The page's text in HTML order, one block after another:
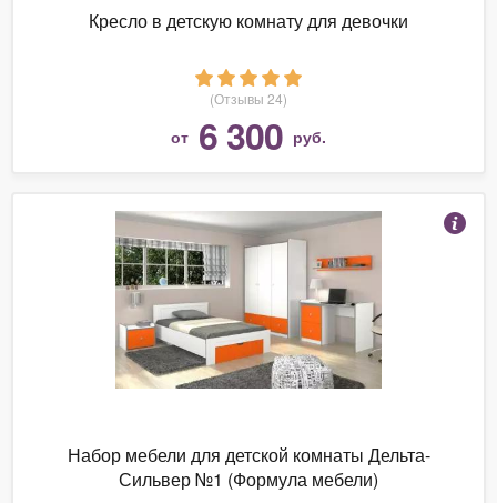
Кресло в детскую комнату для девочки
(Отзывы 24)
от 6 300 руб.
Набор мебели для детской комнаты Дельта-
Сильвер №1 (Формула мебели)